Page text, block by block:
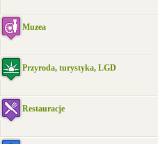
Muzea
Przyroda, turystyka, LGD
Restauracje